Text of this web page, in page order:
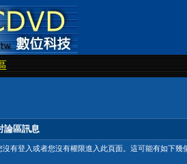
論區訊息
沒有登入或者您沒有權限進入此頁面。這可能有如下幾